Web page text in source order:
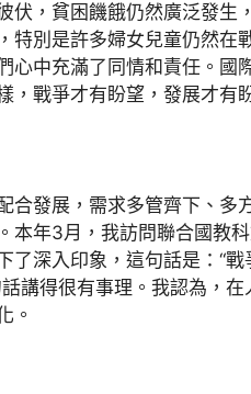
伏，貧困饑餓仍然廣泛發生，
特別是許多婦女兒童仍然在
心中充滿了同情和責任。國
，戰爭才有盼望，發展才有
合發展，需求多管齊下、多
本年3月，我訪問聯合國教
了深入印象，這句話是：“
講得很有事理。我認為，
。